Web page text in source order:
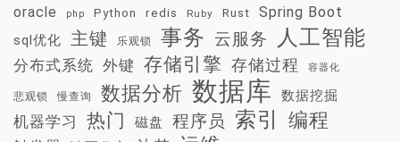
oracle php Python redis Ruby Rust Spring Boot
sql优化 主键 乐观锁 事务 云服务 人工智能
分布式系统 外键 存储引擎 存储过程 容器化
悲观锁 慢查询 数据分析 数据库 数据挖掘
机器学习 热门 磁盘 程序员 索引 编程